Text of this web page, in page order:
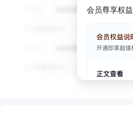
会员尊享权益